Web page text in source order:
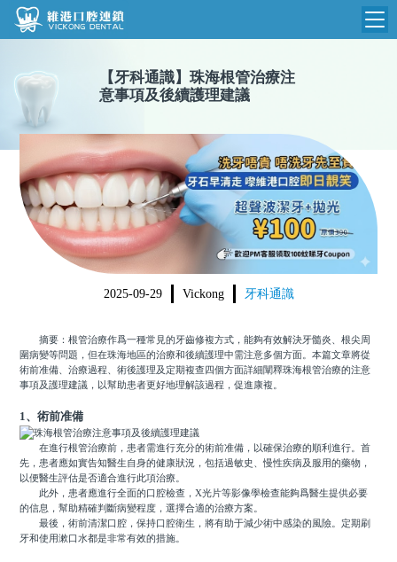
維港首頁
品牌介紹
環境設備
醫院新聞
收費標準
N
收費總表
植牙收費
根管收費
美學收費
箍牙收費
醫生團隊
門診時間
【 牙科通識】 珠海根管治療注
意事項及後續護理建議
2025-09-29 Vickong 牙科通識
摘要：根管治療作爲一種常見的牙齒修複方式，能夠有效解決牙髓炎、根尖周
圍病變等問題，但在珠海地區的治療和後續護理中需注意多個方面。本篇文章將從
術前准備、治療過程、術後護理及定期複查四個方面詳細闡釋珠海根管治療的注意
事項及護理建議，以幫助患者更好地理解該過程，促進康複。
1、術前准備
在進行根管治療前，患者需進行充分的術前准備，以確保治療的順利進行。首
先，患者應如實告知醫生自身的健康狀況，包括過敏史、慢性疾病及服用的藥物，
以便醫生評估是否適合進行此項治療。
此外，患者應進行全面的口腔檢查，X光片等影像學檢查能夠爲醫生提供必要
的信息，幫助精確判斷病變程度，選擇合適的治療方案。
最後，術前清潔口腔，保持口腔衛生，將有助于減少術中感染的風險。定期刷
牙和使用漱口水都是非常有效的措施。